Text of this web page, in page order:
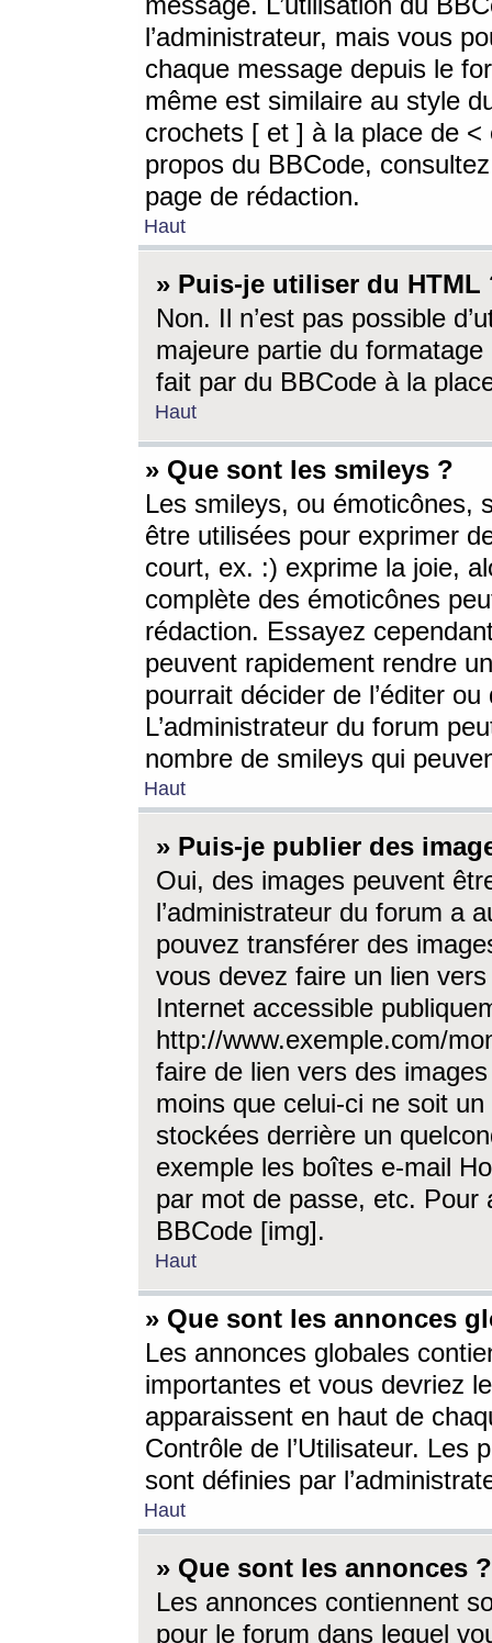
l’administrateur, mais vous
chaque message depuis le
même est similaire au style
crochets [ et ] à la place de <
propos du BBCode,
page de rédaction.
Haut
» Puis-je utiliser du HTML
Non. Il n’est pas possible
majeure partie du
fait par du BBCode à la
Haut
» Que sont les smileys ?
Les smileys, ou émoticônes,
être utilisées pour exprimer
court, ex. :) exprime la joie,
complète des émoticônes
rédaction. Essayez
peuvent rapidement rendre
pourrait décider de l’éditer
L’administrateur du forum
nombre de smileys qui
Haut
» Puis-je publier des
Oui, des images peuvent
l’administrateur du forum a
pouvez transférer des
vous devez faire un lien
Internet accessible
http://www.exemple.com/
faire de lien vers des
moins que celui-ci ne soit
stockées derrière un
exemple les boîtes e-mail
par mot de passe, etc. Pour
BBCode [img].
Haut
» Que sont les annonces
Les annonces globales
importantes et vous devriez
apparaissent en haut de
Contrôle de l’Utilisateur. Les
sont définies par
Haut
» Que sont les annonces ?
Les annonces contiennent
pour le forum dans lequel